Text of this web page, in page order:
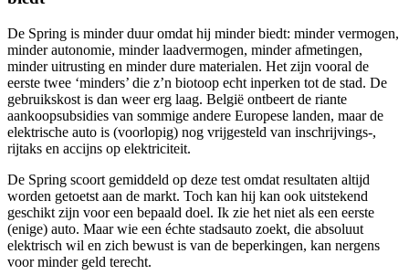
De Spring is minder duur omdat hij minder biedt: minder vermogen,
minder autonomie, minder laadvermogen, minder afmetingen,
minder uitrusting en minder dure materialen. Het zijn vooral de
eerste twee ‘minders’ die z’n biotoop echt inperken tot de stad. De
gebruikskost is dan weer erg laag. België ontbeert de riante
aankoopsubsidies van sommige andere Europese landen, maar de
elektrische auto is (voorlopig) nog vrijgesteld van inschrijvings-,
rijtaks en accijns op elektriciteit.
De Spring scoort gemiddeld op deze test omdat resultaten altijd
worden getoetst aan de markt. Toch kan hij kan ook uitstekend
geschikt zijn voor een bepaald doel. Ik zie het niet als een eerste
(enige) auto. Maar wie een échte stadsauto zoekt, die absoluut
elektrisch wil en zich bewust is van de beperkingen, kan nergens
voor minder geld terecht.